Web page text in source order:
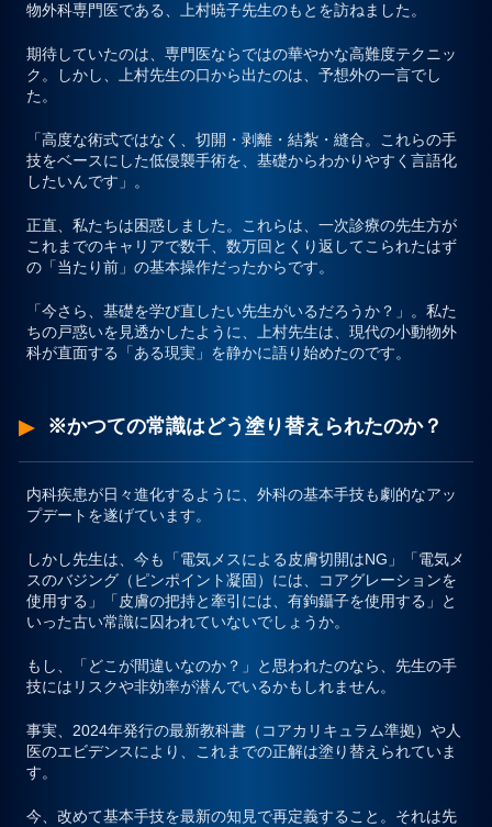
物外科専門医である、上村暁子先生のもとを訪ねました。
期待していたのは、専門医ならではの華やかな高難度テクニッ
ク。しかし、上村先生の口から出たのは、予想外の一言でし
た。
「高度な術式ではなく、切開・剥離・結紮・縫合。これらの手
技をベースにした低侵襲手術を、基礎からわかりやすく言語化
したいんです」。
正直、私たちは困惑しました。これらは、一次診療の先生方が
これまでのキャリアで数千、数万回とくり返してこられたはず
の「当たり前」の基本操作だったからです。
「今さら、基礎を学び直したい先生がいるだろうか？」
。私た
ちの戸惑いを見透かしたように、上村先生は、現代の小動物外
科が直面する「ある現実」を静かに語り始めたのです。
※かつての常識はどう塗り替えられたのか？
内科疾患が日々進化するように、外科の基本手技も劇的なアッ
プデートを遂げています。
しかし先生は、今も
「電気メスによる皮膚切開はNG」「電気メ
スのバジング（ピンポイント凝固）には、コアグレーションを
使用する」「皮膚の把持と牽引には、有鉤鑷子を使用する」
と
いった古い常識に囚われていないでしょうか。
もし、「どこが間違いなのか？」と思われたのなら、先生の手
技にはリスクや非効率が潜んでいるかもしれません。
事実、2024年発行の最新教科書（コアカリキュラム準拠）や人
医のエビデンスにより、これまでの正解は塗り替えられていま
す。
今、改めて基本手技を最新の知見で再定義すること。それは先